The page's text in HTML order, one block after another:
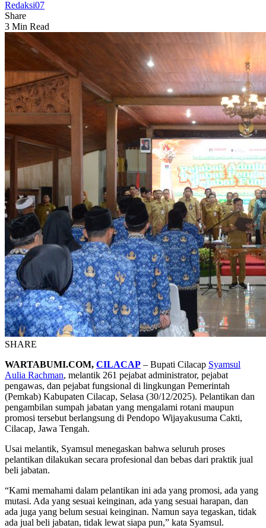
Redaksi07
Share
3 Min Read
SHARE
WARTABUMI.COM, CILACAP – Bupati Cilacap Syamsul
Aulia Rachman, melantik 261 pejabat administrator, pejabat
pengawas, dan pejabat fungsional di lingkungan Pemerintah
(Pemkab) Kabupaten Cilacap, Selasa (30/12/2025). Pelantikan dan
pengambilan sumpah jabatan yang mengalami rotani maupun
promosi tersebut berlangsung di Pendopo Wijayakusuma Cakti,
Cilacap, Jawa Tengah.
Usai melantik, Syamsul menegaskan bahwa seluruh proses
pelantikan dilakukan secara profesional dan bebas dari praktik jual
beli jabatan.
“Kami memahami dalam pelantikan ini ada yang promosi, ada yang
mutasi. Ada yang sesuai keinginan, ada yang sesuai harapan, dan
ada juga yang belum sesuai keinginan. Namun saya tegaskan, tidak
ada jual beli jabatan, tidak lewat siapa pun,” kata Syamsul.